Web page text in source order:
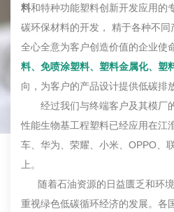
料和特种功能塑料创新开发应用的
碳环保材料的开发， 精于各种不
全心全意为客户创造价值的企业使
料、免喷涂塑料、塑料金属化、塑
向，为客户的产品设计提供低碳排
经过我们与终端客户及其模厂
性能生物基工程塑料已经应用在江
车、华为、荣耀、小米、OPPO、
上。
随着石油资源的日益匮乏和环境
重视绿色低碳循环经济的发展。各